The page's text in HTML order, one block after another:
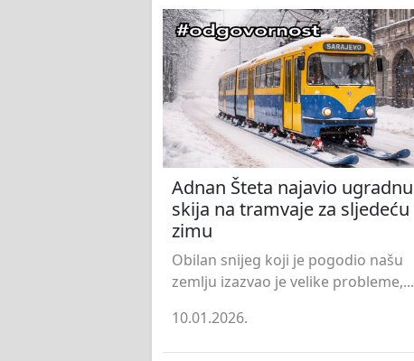
Adnan Šteta najavio ugradnu
skija na tramvaje za sljedeću
zimu
Obilan snijeg koji je pogodio našu
zemlju izazvao je velike probleme,...
10.01.2026.